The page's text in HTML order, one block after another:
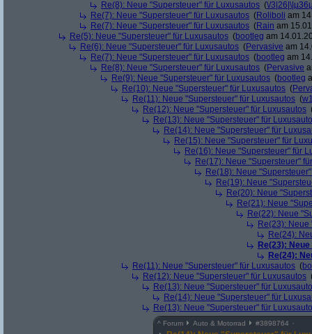
Re(8): Neue "Supersteuer" für Luxusautos (\/
Re(7): Neue "Supersteuer" für Luxusautos (Roliboli am
Re(7): Neue "Supersteuer" für Luxusautos (Rain am
Re(5): Neue "Supersteuer" für Luxusautos (bootleg am
Re(6): Neue "Supersteuer" für Luxusautos (Pervasive am
Re(7): Neue "Supersteuer" für Luxusautos (bootleg am
Re(8): Neue "Supersteuer" für Luxusautos (Pervasive
Re(9): Neue "Supersteuer" für Luxusautos (bootleg
Re(10): Neue "Supersteuer" für Luxusautos (
Re(11): Neue "Supersteuer" für Luxusautos (
Re(12): Neue "Supersteuer" für Luxusautos
Re(13): Neue "Supersteuer" für
Re(14): Neue "Supersteuer" für
Re(15): Neue "Supersteuer" für
Re(16): Neue "Supersteuer" für
Re(17): Neue "Supersteuer"
Re(18): Neue
Re(19): Neue
Re(20): Neue
Re(21): Neue
Re(22): Neue
Re(23):
Re(24):
Re(23):
Re(24):
Re(11): Neue "Supersteuer" für Luxusautos (
Re(12): Neue "Supersteuer" für Luxusautos
Re(13): Neue "Supersteuer" für
Re(14): Neue "Supersteuer" für
Re(13): Neue "Supersteuer" für
^ Forum Auto & Motorrad #3898764